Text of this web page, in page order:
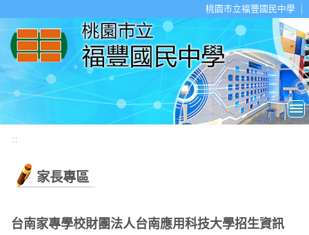
桃園市立福豐國民中學
:::
家長專區
台南家專學校財團法人台南應用科技大學招生資訊